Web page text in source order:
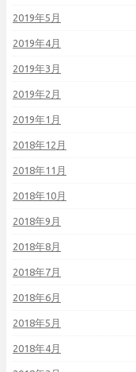
2019年5月
2019年4月
2019年3月
2019年2月
2019年1月
2018年12月
2018年11月
2018年10月
2018年9月
2018年8月
2018年7月
2018年6月
2018年5月
2018年4月